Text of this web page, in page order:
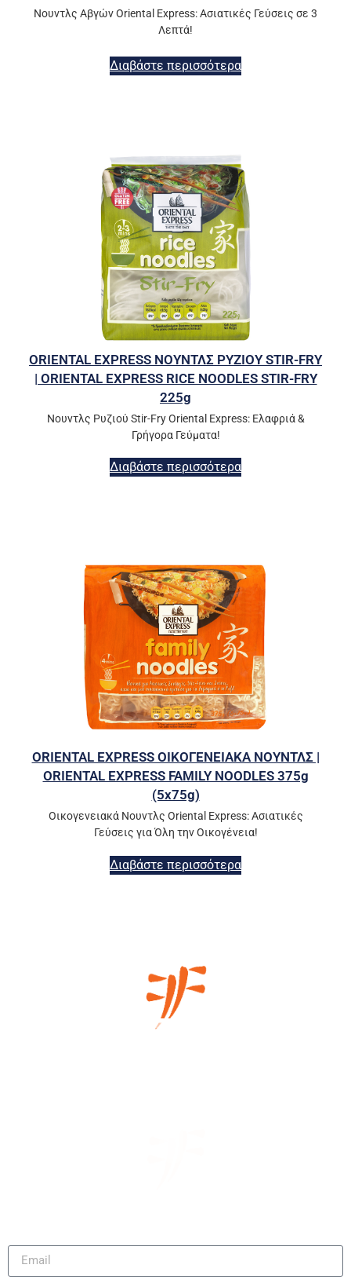
Νουντλς Αβγών Oriental Express: Ασιατικές Γεύσεις σε 3
Λεπτά!
Διαβάστε περισσότερα
ORIENTAL EXPRESS ΝΟΥΝΤΛΣ ΡΥΖΙΟΥ STIR-FRY
| ORIENTAL EXPRESS RICE NOODLES STIR-FRY
225g
Νουντλς Ρυζιού Stir-Fry Oriental Express: Ελαφριά &
Γρήγορα Γεύματα!
Διαβάστε περισσότερα
ORIENTAL EXPRESS ΟΙΚΟΓΕΝΕΙΑΚΑ ΝΟΥΝΤΛΣ |
ORIENTAL EXPRESS FAMILY NOODLES 375g
(5x75g)
Οικογενειακά Νουντλς Oriental Express: Ασιατικές
Γεύσεις για Όλη την Οικογένεια!
Διαβάστε περισσότερα